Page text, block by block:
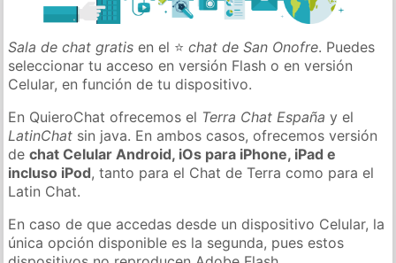
Sala de chat gratis en el ⭐chat de San Onofre. Puedes
seleccionar tu acceso en versión Flash o en versión
Celular, en función de tu dispositivo.
En QuieroChat ofrecemos el Terra Chat España y el
LatinChat sin java. En ambos casos, ofrecemos versión
dechat Celular Android, iOs para iPhone, iPad e
incluso iPod, tanto para el Chat de Terra como para el
Latin Chat.
En caso de que accedas desde un dispositivo Celular, la
única opción disponible es la segunda, pues estos